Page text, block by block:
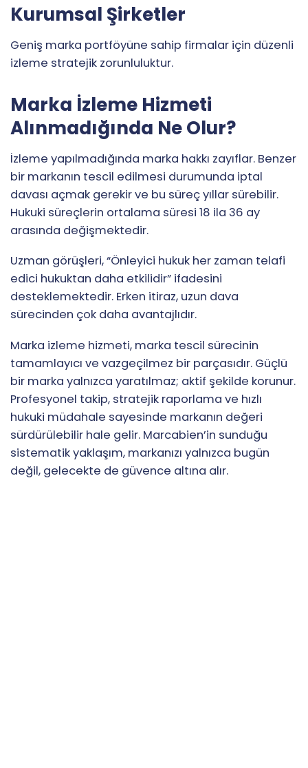
Kurumsal Şirketler
Geniş marka portföyüne sahip firmalar için düzenli
izleme stratejik zorunluluktur.
Marka İzleme Hizmeti
Alınmadığında Ne Olur?
İzleme yapılmadığında marka hakkı zayıflar. Benzer
bir markanın tescil edilmesi durumunda iptal
davası açmak gerekir ve bu süreç yıllar sürebilir.
Hukuki süreçlerin ortalama süresi 18 ila 36 ay
arasında değişmektedir.
Uzman görüşleri, “Önleyici hukuk her zaman telafi
edici hukuktan daha etkilidir” ifadesini
desteklemektedir. Erken itiraz, uzun dava
sürecinden çok daha avantajlıdır.
Marka izleme hizmeti, marka tescil sürecinin
tamamlayıcı ve vazgeçilmez bir parçasıdır. Güçlü
bir marka yalnızca yaratılmaz; aktif şekilde korunur.
Profesyonel takip, stratejik raporlama ve hızlı
hukuki müdahale sayesinde markanın değeri
sürdürülebilir hale gelir. Marcabien’in sunduğu
sistematik yaklaşım, markanızı yalnızca bugün
değil, gelecekte de güvence altına alır.